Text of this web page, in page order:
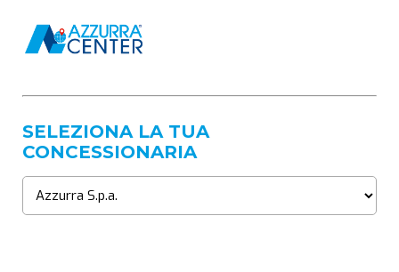
SELEZIONA LA TUA
CONCESSIONARIA